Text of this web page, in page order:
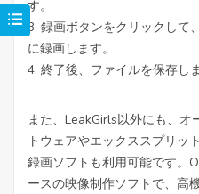
す。
3. 録画ボタンをクリックして
に録画します。
4. 終了後、ファイルを保存しま
また、LeakGirls以外にも、オ
トウェアやエックススプリッ
録画ソフトも利用可能です。
ースの映像制作ソフトで、高